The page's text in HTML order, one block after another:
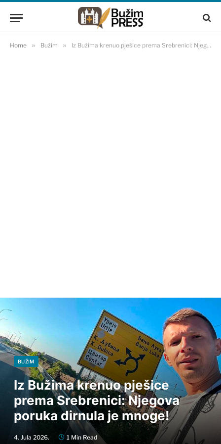
Home » Bužim » Iz Bužima krenuo pješice prema Srebrenici: Njegova poruka dirnula je mnoge!
BUŽIM
Iz Bužima krenuo pješice
prema Srebrenici: Njegova
poruka dirnula je mnoge!
4. Jula 2026. 1 Min Read